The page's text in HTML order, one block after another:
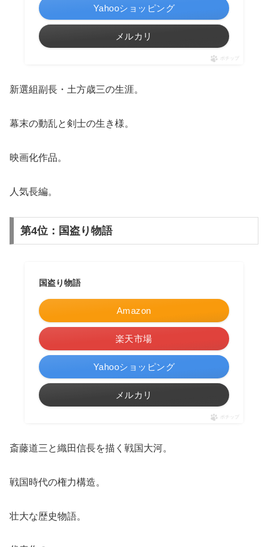
Yahooショッピング
メルカリ
ポチップ
新選組副長・土方歳三の生涯。
幕末の動乱と剣士の生き様。
映画化作品。
人気長編。
第4位：国盗り物語
国盗り物語
Amazon
楽天市場
Yahooショッピング
メルカリ
ポチップ
斎藤道三と織田信長を描く戦国大河。
戦国時代の権力構造。
壮大な歴史物語。